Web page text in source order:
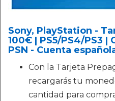
Sony, PlayStation -
100€ | PS5/PS4/PS3
PSN - Cuenta
Con la Tarjeta
recargarás tu
cantidad para